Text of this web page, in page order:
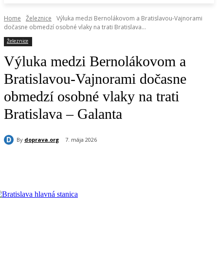
Home Železnice
Výluka medzi Bernolákovom a Bratislavou-Vajnorami
dočasne obmedzí osobné vlaky na trati Bratislava...
Železnice
Výluka medzi Bernolákovom a
Bratislavou-Vajnorami dočasne
obmedzí osobné vlaky na trati
Bratislava – Galanta
By doprava.org 7. mája 2026